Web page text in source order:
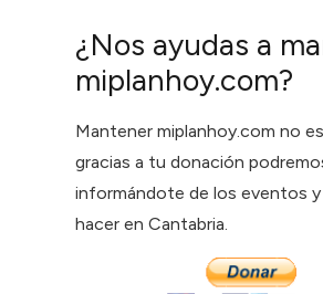
¿Nos ayudas a
miplanhoy.com?
Mantener miplanhoy.com no
gracias a tu donación
informándote de los eventos y
hacer en Cantabria.